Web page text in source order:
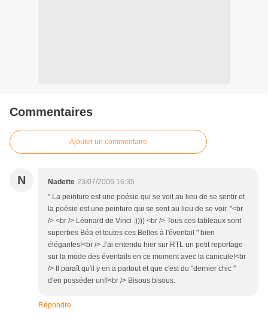
Commentaires
Ajouter un commentaire
N Nadette 23/07/2006 16:35
" La peinture est une poésie qui se voit au lieu de se sentir et
la poésie est une peinture qui se sent au lieu de se voir. "<br
/> <br /> Léonard de Vinci :)))) <br /> Tous ces tableaux sont
superbes Béa et toutes ces Belles à l'éventail " bien
élégantes!<br /> J'ai entendu hier sur RTL un petit reportage
sur la mode des éventails en ce moment avec la canicule!<br
/> Il paraît qu'il y en a partout et que c'est du "dernier chic "
d'en posséder un!!<br /> Bisous bisous.
Répondre